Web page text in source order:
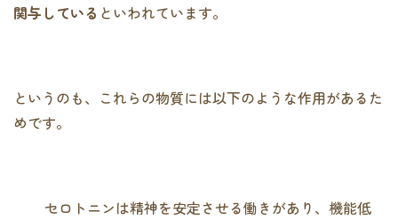
関与している といわれています。
というのも、これらの物質には以下のような作用があるた
めです。
セロトニンは精神を安定させる働きがあり、機能低